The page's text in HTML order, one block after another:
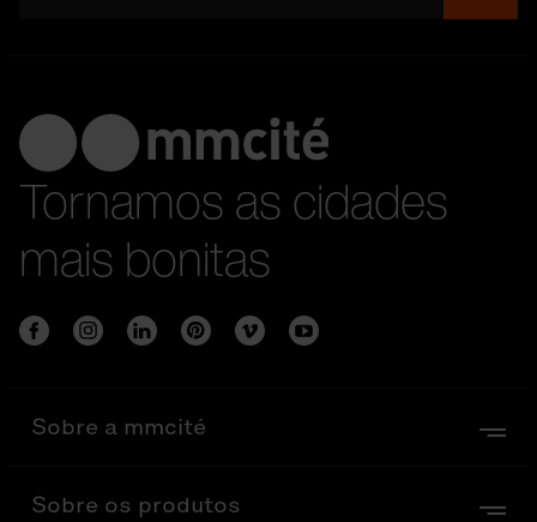
Tornamos as cidades
mais bonitas
Sobre a mmcité
Sobre os produtos